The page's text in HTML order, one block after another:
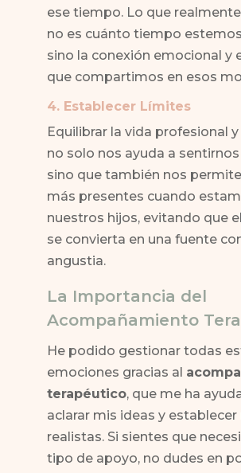
ese tiempo. Lo que
no es cuánto tiempo
sino la conexión emocional y
que compartimos en esos
4. Establecer Límites
Equilibrar la vida profesional y
no solo nos ayuda a
sino que también nos
más presentes cuando
nuestros hijos, evitando que
se convierta en una fuente
angustia.
La Importancia del
Acompañamiento
He podido gestionar todas
emociones gracias al
terapéutico, que me ha
aclarar mis ideas y
realistas. Si sientes que
tipo de apoyo, no dudes en